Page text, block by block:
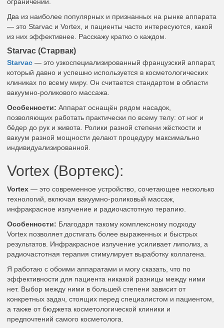
Два из наиболее популярных и признанных на рынке аппарата
— это Starvac и Vortex, и пациенты часто интересуются, какой
из них эффективнее. Расскажу кратко о каждом.
Starvac (Старвак)
Starvac — это узкоспециализированный французский аппарат,
который давно и успешно используется в косметологических
клиниках по всему миру. Он считается стандартом в области
вакуумно-роликового массажа.
Особенности: Аппарат оснащён рядом насадок,
позволяющих работать практически по всему телу: от ног и
бёдер до рук и живота. Ролики разной степени жёсткости и
вакуум разной мощности делают процедуру максимально
индивидуализированной.
Vortex (Вортекс):
Vortex — это современное устройство, сочетающее несколько
технологий, включая вакуумно-роликовый массаж,
инфракрасное излучение и радиочастотную терапию.
Особенности: Благодаря такому комплексному подходу
Vortex позволяет достигать более выраженных и быстрых
результатов. Инфракрасное излучение усиливает липолиз, а
радиочастотная терапия стимулирует выработку коллагена.
Я работаю с обоими аппаратами и могу сказать, что по
эффективности для пациента никакой разницы между ними
нет. Выбор между ними в большей степени зависит от
конкретных задач, стоящих перед специалистом и пациентом,
а также от бюджета косметологической клиники и
предпочтений самого косметолога.